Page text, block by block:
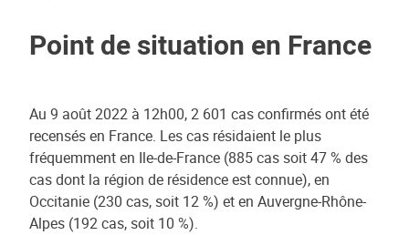
Point de situation en France
Au 9 août 2022 à 12h00, 2 601 cas confirmés ont été
recensés en France. Les cas résidaient le plus
fréquemment en Ile-de-France (885 cas soit 47 % des
cas dont la région de résidence est connue), en
Occitanie (230 cas, soit 12 %) et en Auvergne-Rhône-
Alpes (192 cas, soit 10 %).